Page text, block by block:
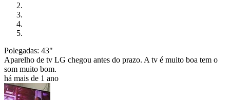
Polegadas: 43"
Aparelho de tv LG chegou antes do prazo. A tv é muito boa tem o
som muito bom.
há mais de 1 ano